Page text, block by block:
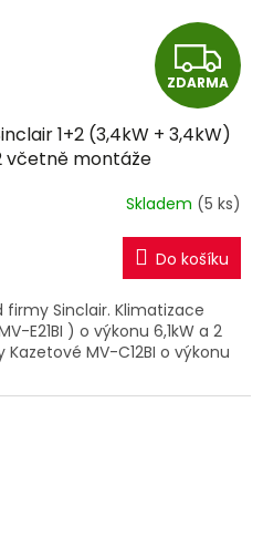
Z
D
A
R
M
A
ZDARMA
1+2 (3,4kW + 3,4kW)
včetně montáže
Skladem (5 ks)
Do košíku
Sinclair. Klimatizace
E21BI ) o výkonu 6,1kW a 2
MV-C12BI o výkonu